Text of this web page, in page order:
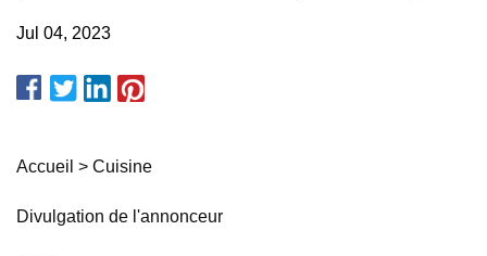
Jul 04, 2023
Accueil > Cuisine
Divulgation de l'annonceur